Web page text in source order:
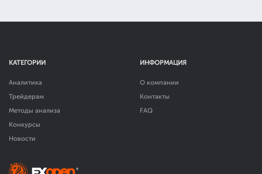
КАТЕГОРИИ
Аналитика
Трейдерам
Методы анализа
Конкурсы
Новости
ИНФОРМАЦИЯ
О компании
Контакты
FAQ